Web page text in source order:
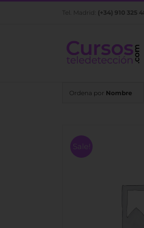
Saltar
Tel. Madrid: (+34) 910 325
Ordena por Nombre
Sale!